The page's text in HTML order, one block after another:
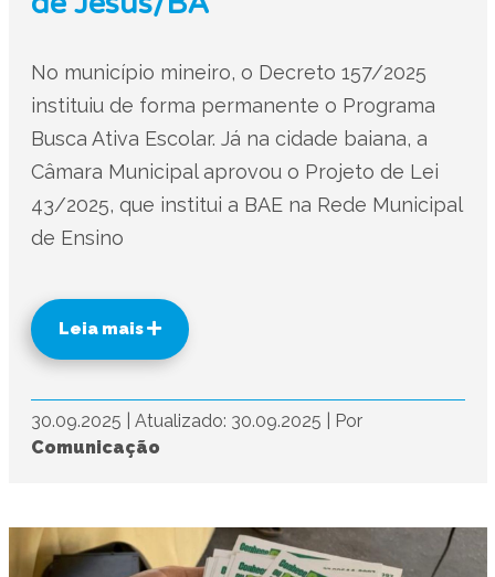
No município mineiro, o Decreto 157/2025
instituiu de forma permanente o Programa
Busca Ativa Escolar. Já na cidade baiana, a
Câmara Municipal aprovou o Projeto de Lei
43/2025, que institui a BAE na Rede Municipal
de Ensino
Leia mais
30.09.2025 Atualizado: 30.09.2025
Por
Comunicação